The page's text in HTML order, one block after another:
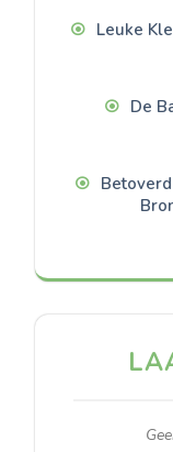
Leuke
De